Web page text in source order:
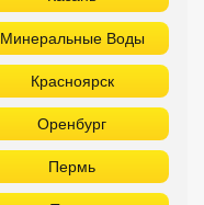
Минеральные Воды
Красноярск
Оренбург
Пермь